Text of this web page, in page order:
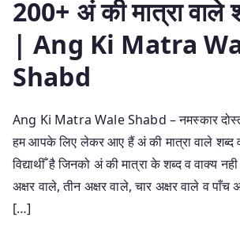
200+ अं की मात्रा वाले
| Ang Ki Matra
Shabd
Ang Ki Matra Wale Shabd – नमस्कार
हम आपके लिए लेकर आए हैं अं की मात्रा वाले शब्द
विद्याथीँ है जिनको अं की मात्रा के शब्द व वाक्य
अक्षर वाले, तीन अक्षर वाले, चार अक्षर वाले व पाँच
[…]